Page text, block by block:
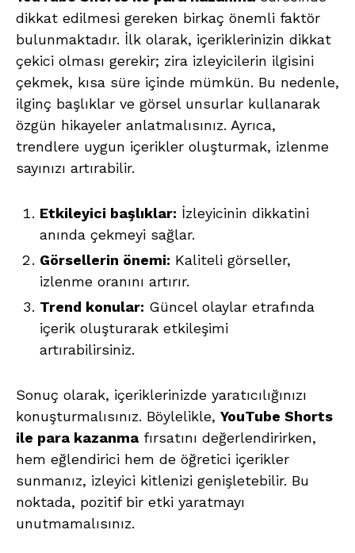
dikkat edilmesi gereken birkaç önemli faktör
bulunmaktadır. İlk olarak, içeriklerinizin dikkat
çekici olması gerekir; zira izleyicilerin ilgisini
çekmek, kısa süre içinde mümkün. Bu nedenle,
ilginç başlıklar ve görsel unsurlar kullanarak
özgün hikayeler anlatmalısınız. Ayrıca,
trendlere uygun içerikler oluşturmak, izlenme
sayınızı artırabilir.
Etkileyici başlıklar: İzleyicinin dikkatini
anında çekmeyi sağlar.
Görsellerin önemi: Kaliteli görseller,
izlenme oranını artırır.
Trend konular: Güncel olaylar etrafında
içerik oluşturarak etkileşimi
artırabilirsiniz.
Sonuç olarak, içeriklerinizde yaratıcılığınızı
konuşturmalısınız. Böylelikle, YouTube Shorts
ile para kazanma fırsatını değerlendirirken,
hem eğlendirici hem de öğretici içerikler
sunmanız, izleyici kitlenizi genişletebilir. Bu
noktada, pozitif bir etki yaratmayı
unutmamalısınız.